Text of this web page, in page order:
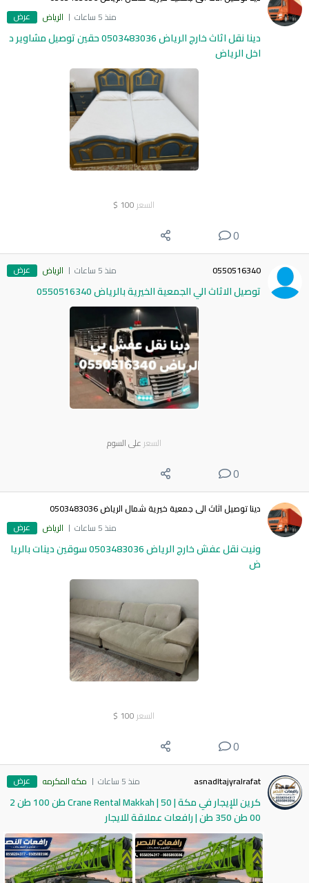
منذ 5 ساعات
الرياض عرض
دينا نقل اثاث خارج الرياض 0503483036 حقين توصيل مشاوير د
اخل الرياض
السعر 100
$
0
0550516340 منذ 5 ساعات الرياض عرض
توصيل الاثاث الي الجمعية الخيرية بالرياض 0550516340
السعر على السوم
0
دينا توصيل اثاث الى جمعية خيرية شمال الرياض 0503483036
منذ 5 ساعات
الرياض عرض
ونيت نقل عفش خارج الرياض 0503483036 سوقين دينات بالريا
ض
السعر 100
$
0
asnadltajyralrafat منذ 5 ساعات مكه المكرمه عرض
كرين للإيجار في مكة | Crane Rental Makkah | 50 طن 100 طن 2
00 طن 350 طن | رافعات عملاقة للايجار